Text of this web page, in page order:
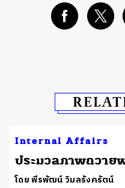
Internal Affairs
ประมวลภาพถวาย
โดย พีรพัฒน์ วิมลรังครัตน์